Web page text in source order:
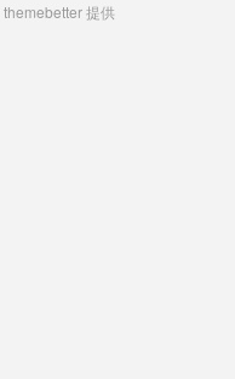
themebetter提供